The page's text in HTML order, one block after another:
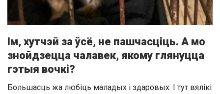
Ім, хутчэй за ўсё, не пашчасціць. А мо
знойдзецца чалавек, якому глянуцца
гэтыя вочкі?
Большасць жа любіць маладых і здаровых. І тут вялікі